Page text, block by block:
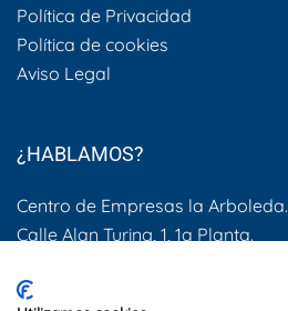
Política de Privacidad
Política de cookies
Aviso Legal
¿HABLAMOS?
Centro de Empresas la Arboleda.
Calle Alan Turing, 1, 1a Planta.